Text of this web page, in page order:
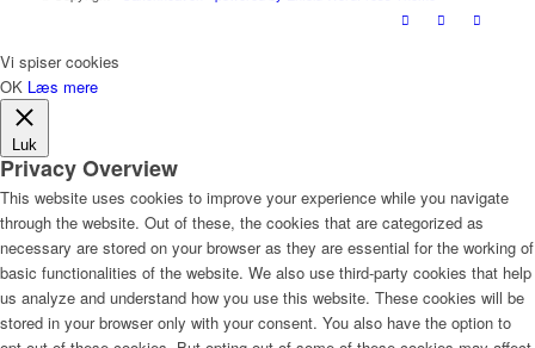
Vi spiser cookies
OK Læs mere
Luk
Privacy Overview
This website uses cookies to improve your experience while you navigate
through the website. Out of these, the cookies that are categorized as
necessary are stored on your browser as they are essential for the working of
basic functionalities of the website. We also use third-party cookies that help
us analyze and understand how you use this website. These cookies will be
stored in your browser only with your consent. You also have the option to